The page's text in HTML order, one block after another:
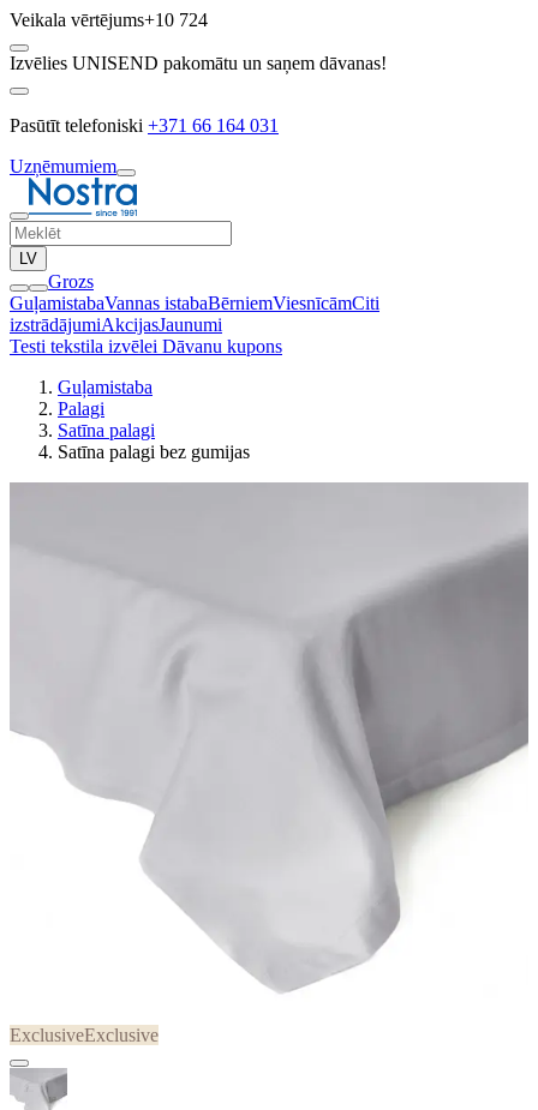
Veikala vērtējums+10 724
Izvēlies UNISEND pakomātu un saņem dāvanas!
Pasūtīt telefoniski +371 66 164 031
Uzņēmumiem
LV
Grozs
GuļamistabaVannas istabaBērniemViesnīcāmCiti
izstrādājumiAkcijasJaunumi
Testi tekstila izvēlei Dāvanu kupons
Guļamistaba
Palagi
Satīna palagi
Satīna palagi bez gumijas
ExclusiveExclusive